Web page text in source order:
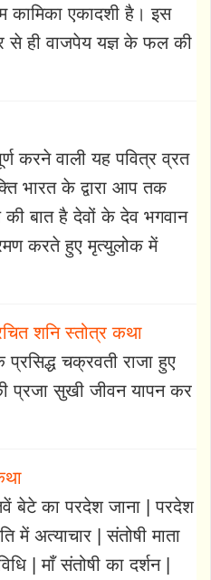
कामिका एकादशी है। इस
से ही वाजपेय यज्ञ के फल की
करने वाली यह पवित्र व्रत
भारत के द्वारा आप तक
बात है देवों के देव भगवान
करते हुए मृत्युलोक में
शनि स्तोत्र कथा
चक्रवती राजा हुए
प्रजा सुखी जीवन यापन कर
बेटे का परदेश जाना | परदेश
में अत्याचार | संतोषी माता
| माँ संतोषी का दर्शन |